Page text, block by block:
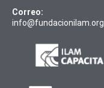
Correo:
info@fundacionilam.org